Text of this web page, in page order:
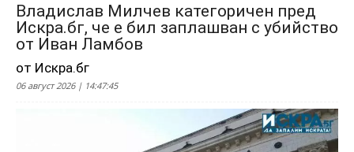
Владислав Милчев категоричен пред
Искра.бг, че е бил заплашван с убийство
от Иван Ламбов
от Искра.бг
06 август 2026 | 14:47:45